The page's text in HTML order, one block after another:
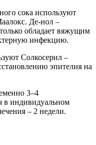
сока используют
Де-нол –
обладает вяжущим
инфекцию.
Солкосерил –
эпителия на
3–4
в индивидуальном
– 2 недели.